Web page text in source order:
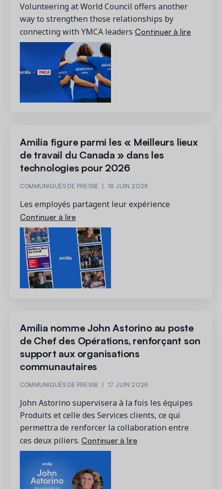
Demandez une démo
Obtenez une démonstration du logiciel d'inscription et
gestion le plus performant.
Volunteering at World Council offers another
way to strengthen those relationships by
connecting with YMCA leaders Continuer à lire
Amilia figure parmi les « Meilleurs lieux
de travail du Canada » dans les
technologies pour 2026
COMMUNIQUÉS DE PRESSE | 18 JUIN 2026
Les employés partagent leur expérience
Continuer à lire
Amilia nomme John Astorino au poste
de Chef des Opérations, renforçant son
support aux organisations
communautaires
COMMUNIQUÉS DE PRESSE | 17 JUIN 2026
John Astorino supervisera à la fois les équipes
Produits et celle des Services clients, ce qui
permettra de renforcer la collaboration entre
ces deux piliers. Continuer à lire